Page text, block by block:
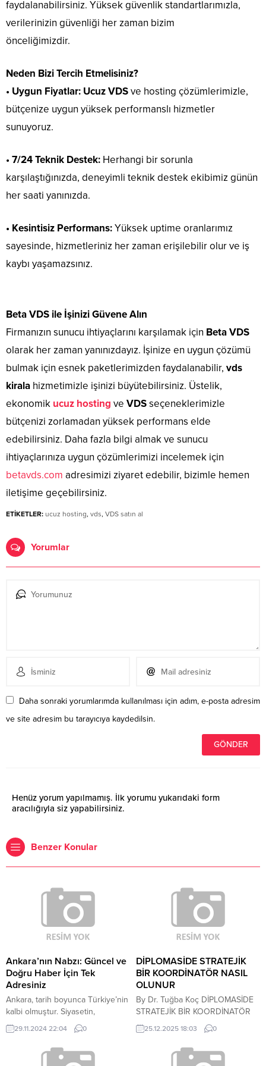
faydalanabilirsiniz. Yüksek güvenlik standartlarımızla,
verilerinizin güvenliği her zaman bizim
önceliğimizdir.
Neden Bizi Tercih Etmelisiniz?​​​​​​​
• Uygun Fiyatlar: Ucuz VDSve hosting çözümlerimizle,
bütçenize uygun yüksek performanslı hizmetler
sunuyoruz.
• 7/24 Teknik Destek: Herhangi bir sorunla
karşılaştığınızda, deneyimli teknik destek ekibimiz günün
her saati yanınızda.
• Kesintisiz Performans:Yüksek uptime oranlarımız
sayesinde, hizmetleriniz her zaman erişilebilir olur ve iş
kaybı yaşamazsınız.
Beta VDS ile İşinizi Güvene Alın
Firmanızın sunucu ihtiyaçlarını karşılamak için Beta VDS
olarak her zaman yanınızdayız. İşinize en uygun çözümü
bulmak için esnek paketlerimizden faydalanabilir, vds
kirala hizmetimizle işinizi büyütebilirsiniz. Üstelik,
ekonomik ucuz hosting ve VDSseçeneklerimizle
bütçenizi zorlamadan yüksek performans elde
edebilirsiniz. Daha fazla bilgi almak ve sunucu
ihtiyaçlarınıza uygun çözümlerimizi incelemek için
betavds.com adresimizi ziyaret edebilir, bizimle hemen
iletişime geçebilirsiniz.
ETİKETLER: ucuz hosting, vds, VDS satın al
Yorumlar
Daha sonraki yorumlarımda kullanılması için adım, e-posta adresim
ve site adresim bu tarayıcıya kaydedilsin.
Henüz yorum yapılmamış. İlk yorumu yukarıdaki form
aracılığıyla siz yapabilirsiniz.
Benzer Konular
Ankara’nın Nabzı: Güncel ve
Doğru Haber İçin Tek
Adresiniz
Ankara, tarih boyunca Türkiye’nin
kalbi olmuştur. Siyasetin,
ekonominin ve kültürel
etkinliklerin merkezi olan bu
güzel şehir, her gün birbirinden
önemli olaylara ev sahipliği
29.11.2024 22:04 0
DİPLOMASİDE STRATEJİK
BİR KOORDİNATÖR NASIL
OLUNUR
By Dr. Tuğba Koç DİPLOMASİDE
STRATEJİK BİR KOORDİNATÖR
NASIL OLUNUR: TÜRK
İSTİHBARATINDA SESSİZ BİR
PROFESYONEL OLARAK
İBRAHİM KALIN'IN ROLÜ “Al-
25.12.2025 18:03 0